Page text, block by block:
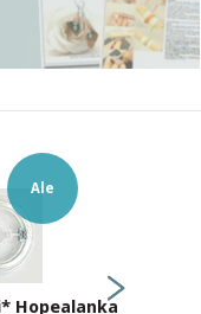
Ale
Hopealanka